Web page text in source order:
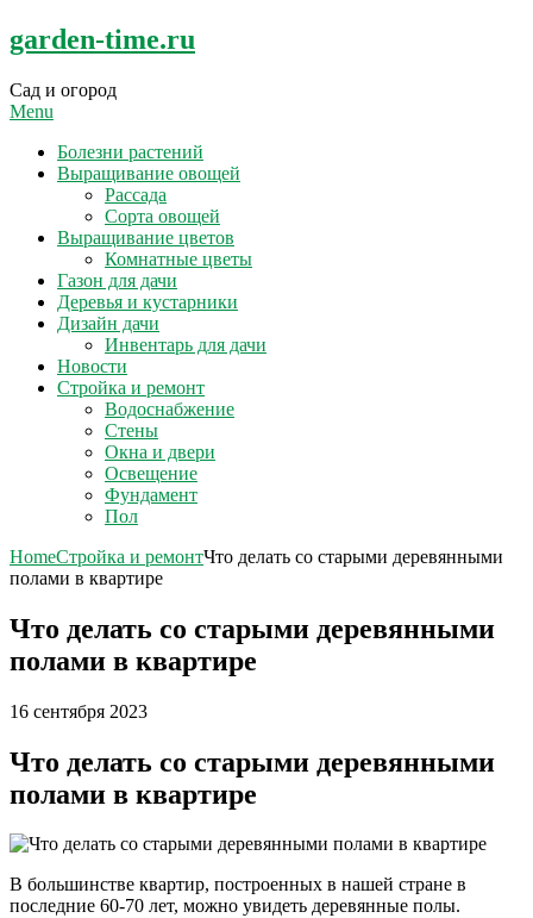
Skip
to
garden-time.ru
Сад и огород
Menu
Болезни растений
Выращивание овощей
Рассада
Сорта овощей
Выращивание цветов
Комнатные цветы
Газон для дачи
Деревья и кустарники
Дизайн дачи
Инвентарь для дачи
Новости
Стройка и ремонт
Водоснабжение
Стены
Окна и двери
Освещение
Фундамент
Пол
HomeСтройка и ремонтЧто делать со старыми деревянными
полами в квартире
Что делать со старыми деревянными
полами в квартире
16 сентября 2023
Что делать со старыми деревянными
полами в квартире
В большинстве квартир, построенных в нашей стране в
последние 60-70 лет, можно увидеть деревянные полы.